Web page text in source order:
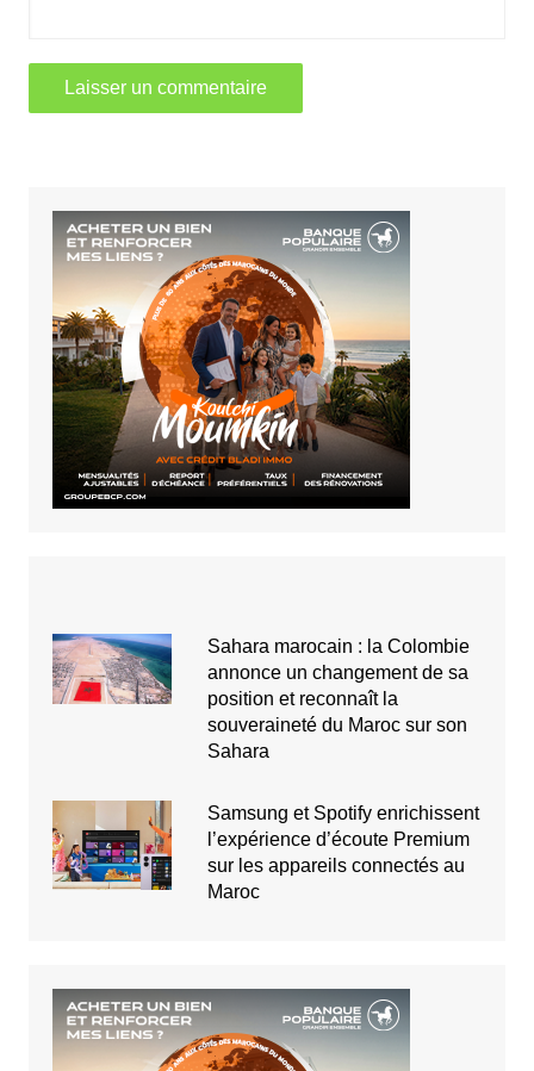
Sahara marocain : la Colombie
annonce un changement de sa
position et reconnaît la
souveraineté du Maroc sur son
Sahara
Samsung et Spotify enrichissent
l’expérience d’écoute Premium
sur les appareils connectés au
Maroc